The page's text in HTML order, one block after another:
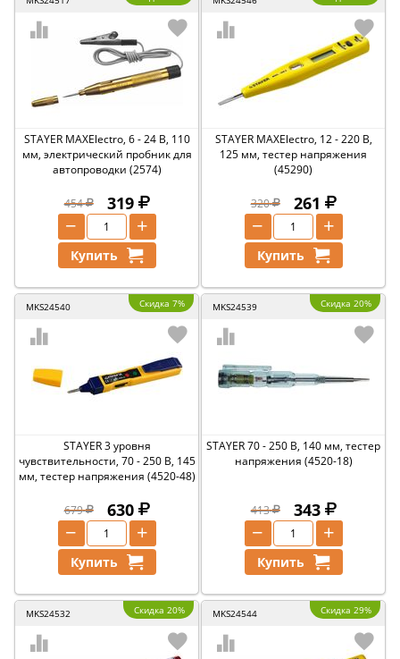
STAYER MAXElectro, 6 - 24 В, 110
мм, электрический пробник для
автопроводки (2574)
454 319
+
−
Купить
STAYER MAXElectro, 12 - 220 В,
125 мм, тестер напряжения
(45290)
320 261
+
−
Купить
MKS24540 Скидка 7%
STAYER 3 уровня
чувствительности, 70 - 250 В, 145
мм, тестер напряжения (4520-48)
679 630
+
−
Купить
MKS24539 Скидка 20%
STAYER 70 - 250 В, 140 мм, тестер
напряжения (4520-18)
413 343
+
−
Купить
MKS24532 Скидка 20% MKS24544 Скидка 29%